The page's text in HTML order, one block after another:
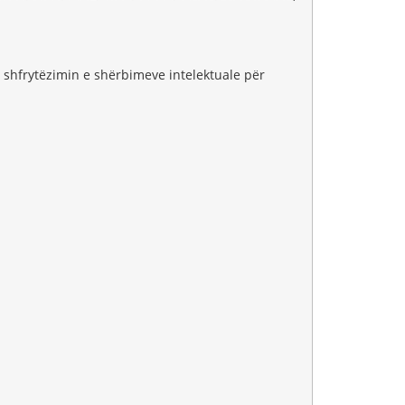
e shërbimeve intelektuale për